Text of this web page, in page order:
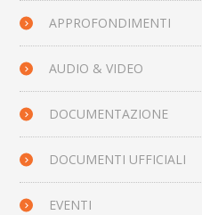
APPROFONDIMENTI
AUDIO & VIDEO
DOCUMENTAZIONE
DOCUMENTI UFFICIALI
EVENTI